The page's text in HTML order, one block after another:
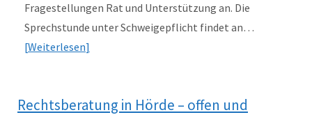
Fragestellungen Rat und Unterstützung an. Die
Sprechstunde unter Schweigepflicht findet an…
Weiterlesen
Rechtsberatung in Hörde – offen und